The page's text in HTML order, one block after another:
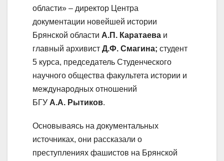
области» – директор Центра
документации новейшей истории
Брянской области А.П. Каратаева и
главный архивист Д.Ф. Смагина; студент
5 курса, председатель Студенческого
научного общества факультета истории и
международных отношений
БГУ А.А. Рытиков.
Основываясь на документальных
источниках, они рассказали о
преступлениях фашистов на Брянской